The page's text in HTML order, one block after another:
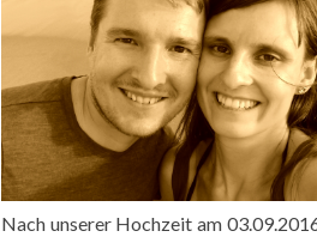
Nach unserer Hochzeit am